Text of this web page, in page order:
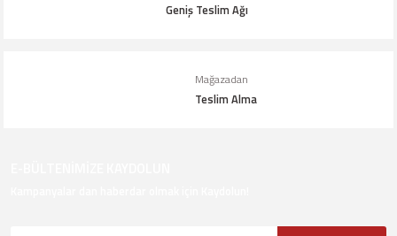
Gönder
Geniş Teslim Ağı
Mağazadan
Teslim Alma